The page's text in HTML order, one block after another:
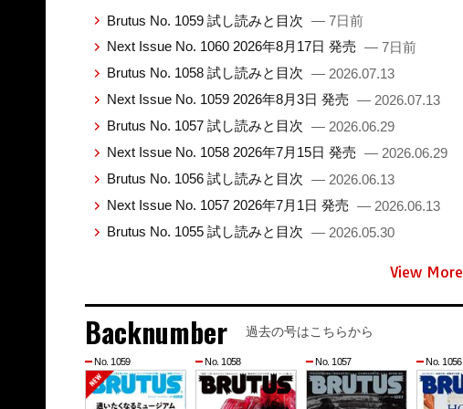
Brutus No. 1059 試し読みと目次 — 7日前
Next Issue No. 1060 2026年8月17日 発売 — 7日前
Brutus No. 1058 試し読みと目次 — 2026.07.13
Next Issue No. 1059 2026年8月3日 発売 — 2026.07.13
Brutus No. 1057 試し読みと目次 — 2026.06.29
Next Issue No. 1058 2026年7月15日 発売 — 2026.06.29
Brutus No. 1056 試し読みと目次 — 2026.06.13
Next Issue No. 1057 2026年7月1日 発売 — 2026.06.13
Brutus No. 1055 試し読みと目次 — 2026.05.30
View More
Backnumber 過去の号はこちらから
No. 1059 No. 1058 No. 1057 No. 1056